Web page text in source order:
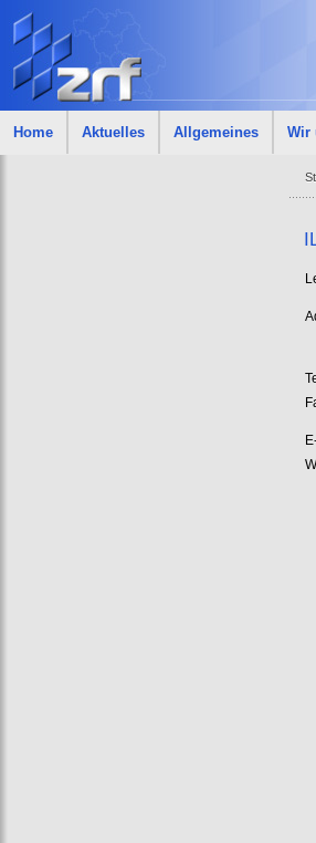
Home Aktuelles Allgemeines Wir